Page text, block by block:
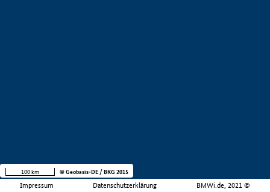
Impressum Datenschutzerklärung BMWi.de, 2021 ©
100 km © Geobasis-DE / BKG 2015